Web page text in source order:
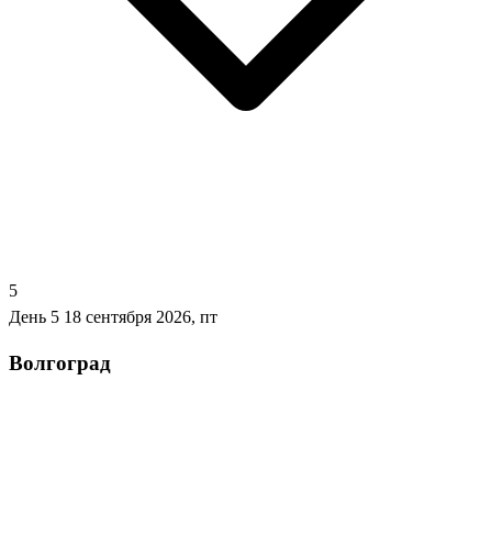
5
День 5 18 сентября 2026, пт
Волгоград